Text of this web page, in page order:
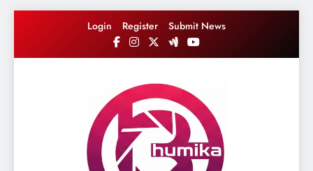
Login Register Submit News